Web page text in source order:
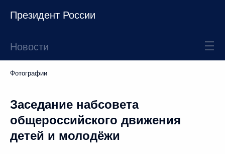
Президент России
Новости
Фотографии
Заседание набсовета
общероссийского движения
детей и молодёжи